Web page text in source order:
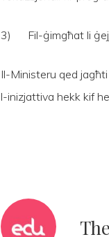
3) Fil-ġimgħat li
Il-Ministeru qed
l-inizjattiva hekk kif